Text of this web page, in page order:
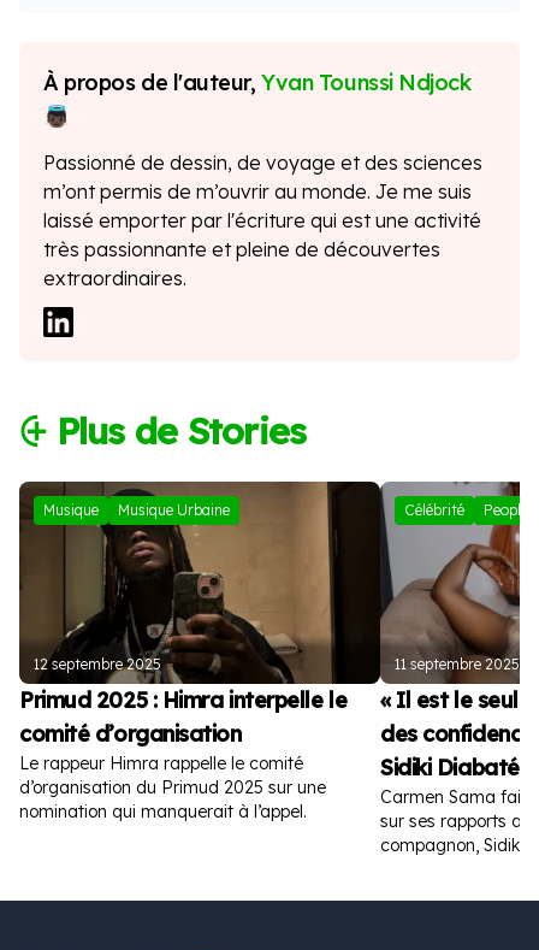
À propos de l'auteur,Yvan Tounssi Ndjock
Passionné de dessin, de voyage et des sciences
m’ont permis de m’ouvrir au monde. Je me suis
laissé emporter par l'écriture qui est une activité
très passionnante et pleine de découvertes
extraordinaires.
⨭ Plus de Stories
Musique Musique Urbaine
12 septembre 2025
Primud 2025 : Himra interpelle le
comité d’organisation
Le rappeur Himra rappelle le comité
d’organisation du Primud 2025 sur une
nomination qui manquerait à l’appel.
Célébrité People
11 septembre 2025
« Il est le seul
des
Sidiki Diabaté
Carmen Sama fait
sur ses rapports
compagnon, Sidiki